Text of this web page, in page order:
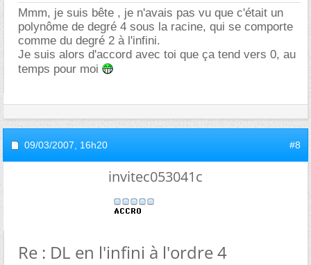
Mmm, je suis bête , je n'avais pas vu que c'était un
polynôme de degré 4 sous la racine, qui se comporte
comme du degré 2 à l'infini.
Je suis alors d'accord avec toi que ça tend vers 0, au
temps pour moi
09/03/2007, 16h20 #8
invitec053041c
Re : DL en l'infini à l'ordre 4